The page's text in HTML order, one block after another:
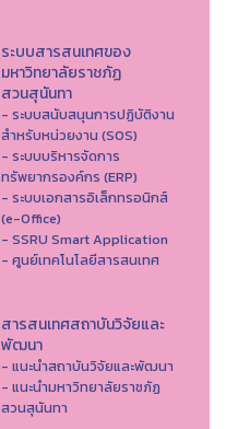
ระบบสารสนเทศของ
มหาวิทยาลัยราชภัฏ
สวนสุนันทา
- ระบบสนับสนุนการปฏิบัติงาน
สำหรับหน่วยงาน (SOS)
- ระบบบริหารจัดการ
ทรัพยากรองค์กร (ERP)
- ระบบเอกสารอิเล็กทรอนิกส์
(e-Office)
- SSRU Smart Application
- ศูนย์เทคโนโลยีสารสนเทศ
สารสนเทศสถาบันวิจัยและ
พัฒนา
- แนะนำสถาบันวิจัยและพัฒนา
- แนะนำมหาวิทยาลัยราชภัฏ
สวนสุนันทา